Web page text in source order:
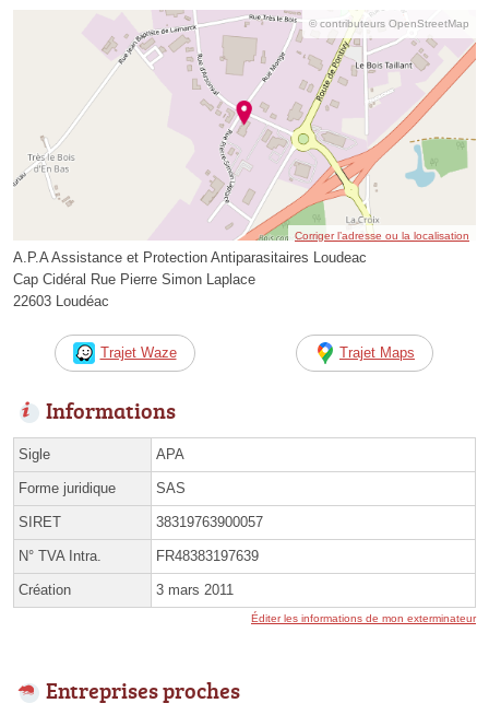
© contributeurs OpenStreetMap
Corriger l’adresse ou la localisation
A.P.A Assistance et Protection Antiparasitaires Loudeac
Cap Cidéral Rue Pierre Simon Laplace
22603 Loudéac
Trajet Waze Trajet Maps
Informations
Sigle APA
Forme juridique SAS
SIRET 38319763900057
N° TVA Intra. FR48383197639
Création 3 mars 2011
Éditer les informations de mon exterminateur
Entreprises proches